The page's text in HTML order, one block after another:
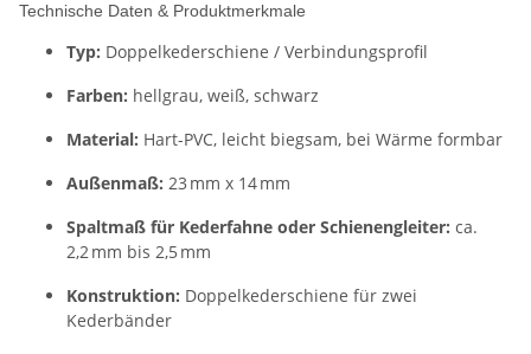
Technische Daten & Produktmerkmale
Typ: Doppelkederschiene / Verbindungsprofil
Farben: hellgrau, weiß, schwarz
Material: Hart-PVC, leicht biegsam, bei Wärme formbar
Außenmaß: 23 mm x 14 mm
Spaltmaß für Kederfahne oder Schienengleiter: ca.
2,2 mm bis 2,5 mm
Konstruktion: Doppelkederschiene für zwei
Kederbänder